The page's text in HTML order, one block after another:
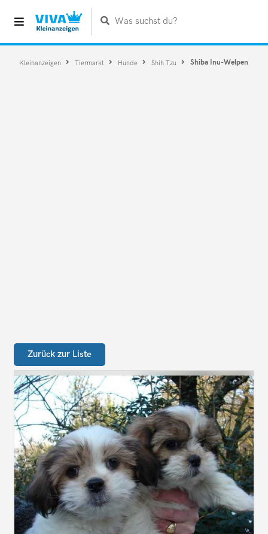
Was suchst du?
Kleinanzeigen Tiermarkt Hunde Shih Tzu Shiba Inu-Welpen
Zurück zur Liste